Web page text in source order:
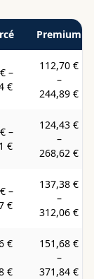
Premium
–
€
112,70 €
–
244,89 €
–
€
124,43 €
–
268,62 €
–
€
137,38 €
–
312,06 €
€
€
151,68 €
–
371,84 €